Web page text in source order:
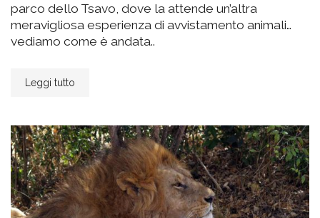
parco dello Tsavo, dove la attende un’altra
meravigliosa esperienza di avvistamento animali…
vediamo come è andata..
Leggi tutto